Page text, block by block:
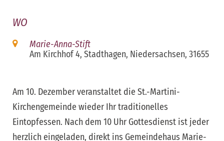
WO
Marie-Anna-Stift
Am Kirchhof 4, Stadthagen, Niedersachsen, 31655
Am 10. Dezember veranstaltet die St.-Martini-
Kirchengemeinde wieder Ihr traditionelles
Eintopfessen. Nach dem 10 Uhr Gottesdienst ist jeder
herzlich eingeladen, direkt ins Gemeindehaus Marie-